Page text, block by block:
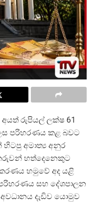
අයත් රුපියල් ලක්ෂ 61
පරිහරණය කළ බවට
හිටපු අමාත් ය අනුර
හත්දෙනෙකුට
හමුවේ අද යළි
පරිහරණය සහ දේශපාලන
දැඩිව යොමුව